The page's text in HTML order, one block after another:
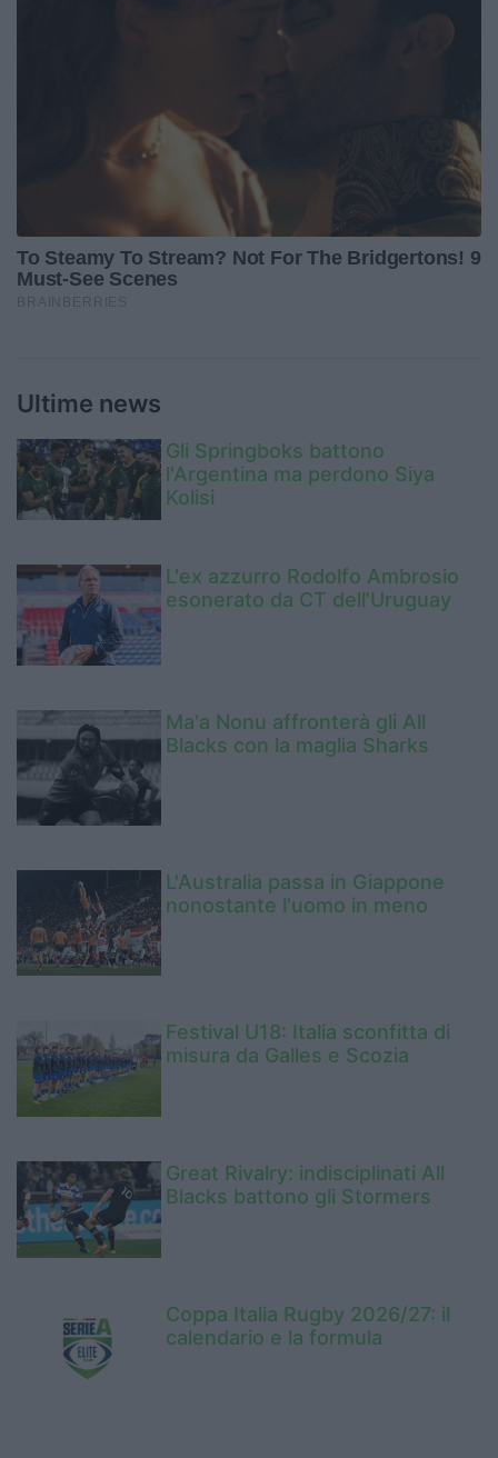
Ultime news
Gli Springboks battono
l'Argentina ma perdono Siya
Kolisi
L'ex azzurro Rodolfo Ambrosio
esonerato da CT dell'Uruguay
Ma'a Nonu affronterà gli All
Blacks con la maglia Sharks
L'Australia passa in Giappone
nonostante l'uomo in meno
Festival U18: Italia sconfitta di
misura da Galles e Scozia
Great Rivalry: indisciplinati All
Blacks battono gli Stormers
Coppa Italia Rugby 2026/27: il
calendario e la formula